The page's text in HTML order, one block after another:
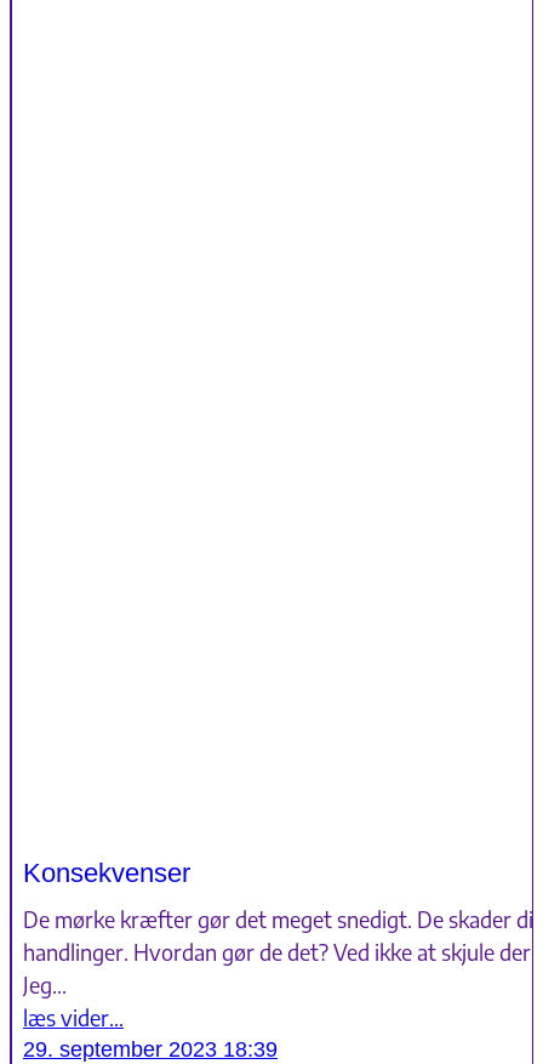
Konsekvenser
De mørke kræfter gør det meget snedigt. De skader
handlinger. Hvordan gør de det? Ved ikke at skjule
Jeg…
læs vider…
29. september 2023 18:39